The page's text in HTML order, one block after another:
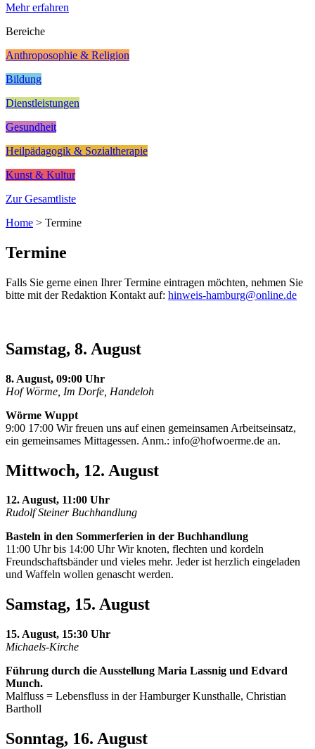
Mehr erfahren
Bereiche
Anthroposophie & Religion
Bildung
Dienstleistungen
Gesundheit
Heilpädagogik & Sozialtherapie
Kunst & Kultur
Zur Gesamtliste
Home > Termine
Termine
Falls Sie gerne einen Ihrer Termine eintragen möchten, nehmen Sie
bitte mit der Redaktion Kontakt auf: hinweis-hamburg@online.de
Samstag, 8. August
8. August, 09:00 Uhr
Hof Wörme, Im Dorfe, Handeloh
Wörme Wuppt
9:00 17:00 Wir freuen uns auf einen gemeinsamen Arbeitseinsatz,
ein gemeinsames Mittagessen. Anm.: info@hofwoerme.de an.
Mittwoch, 12. August
12. August, 11:00 Uhr
Rudolf Steiner Buchhandlung
Basteln in den Sommerferien in der Buchhandlung
11:00 Uhr bis 14:00 Uhr Wir knoten, flechten und kordeln
Freundschaftsbänder und vieles mehr. Jeder ist herzlich eingeladen
und Waffeln wollen genascht werden.
Samstag, 15. August
15. August, 15:30 Uhr
Michaels-Kirche
Führung durch die Ausstellung Maria Lassnig und Edvard
Munch.
Malfluss = Lebensfluss in der Hamburger Kunsthalle, Christian
Bartholl
Sonntag, 16. August